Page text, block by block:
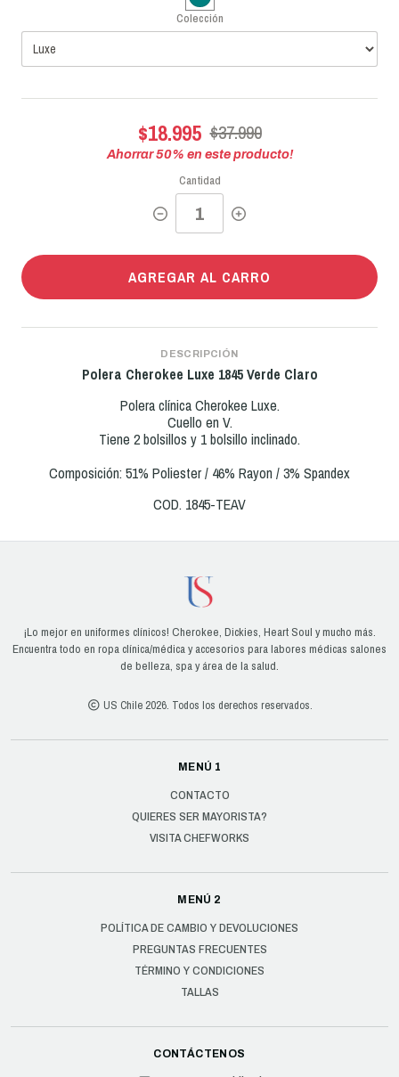
Colección
$18.995 $37.990
Ahorrar50% en este producto!
Cantidad
AGREGAR AL CARRO
DESCRIPCIÓN
Polera Cherokee Luxe 1845 Verde Claro
Polera clínica Cherokee Luxe.
Cuello en V.
Tiene 2 bolsillos y 1 bolsillo inclinado.
Composición: 51% Poliester / 46% Rayon / 3% Spandex
COD. 1845-TEAV
¡Lo mejor en uniformes clínicos! Cherokee, Dickies, Heart Soul y mucho más.
Encuentra todo en ropa clínica/médica y accesorios para labores médicas salones
de belleza, spa y área de la salud.
US Chile 2026. Todos los derechos reservados.
MENÚ 1
CONTACTO
QUIERES SER MAYORISTA?
VISITA CHEFWORKS
MENÚ 2
POLÍTICA DE CAMBIO Y DEVOLUCIONES
PREGUNTAS FRECUENTES
TÉRMINO Y CONDICIONES
TALLAS
CONTÁCTENOS